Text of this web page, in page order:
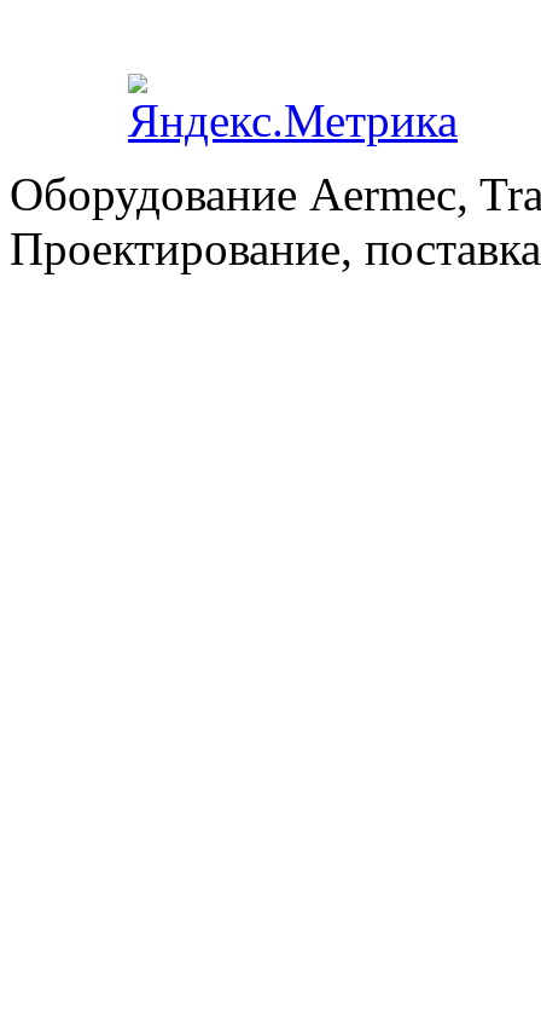
Оборудование Aermec,
Проектирование,